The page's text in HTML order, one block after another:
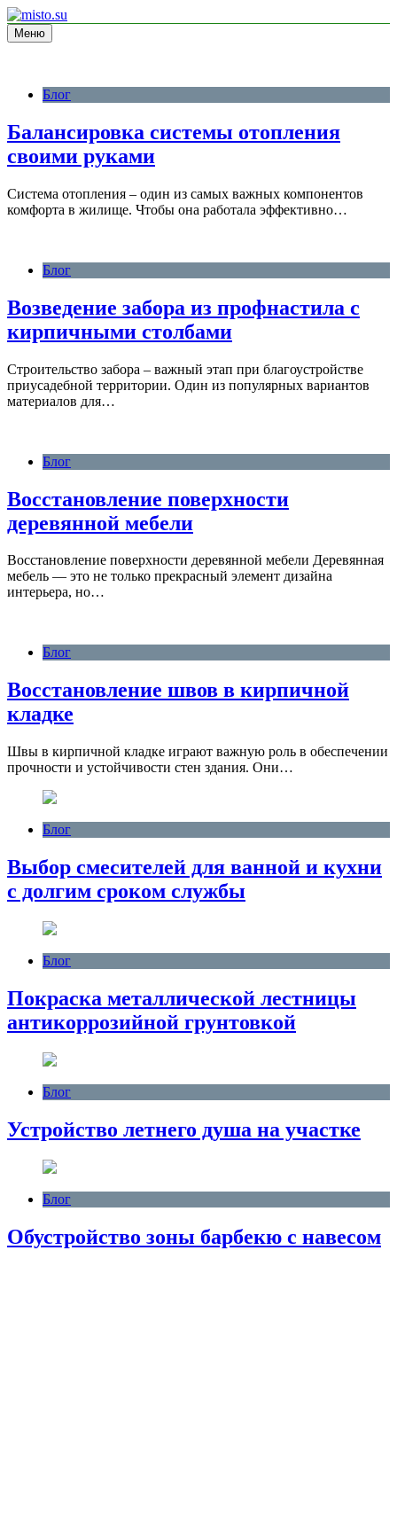
Перейти
к
содержимому
информационный сайт
Меню
Блог
Балансировка системы отопления
своими руками
Система отопления – один из самых важных компонентов
комфорта в жилище. Чтобы она работала эффективно…
Блог
Возведение забора из профнастила с
кирпичными столбами
Строительство забора – важный этап при благоустройстве
приусадебной территории. Один из популярных вариантов
материалов для…
Блог
Восстановление поверхности
деревянной мебели
Восстановление поверхности деревянной мебели Деревянная
мебель — это не только прекрасный элемент дизайна
интерьера, но…
Блог
Восстановление швов в кирпичной
кладке
Швы в кирпичной кладке играют важную роль в обеспечении
прочности и устойчивости стен здания. Они…
Блог
Выбор смесителей для ванной и кухни
с долгим сроком службы
Блог
Покраска металлической лестницы
антикоррозийной грунтовкой
Блог
Устройство летнего душа на участке
Блог
Обустройство зоны барбекю с навесом